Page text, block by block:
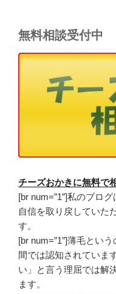
無料相談受付中
チーズおかきに無料で
[br num=”1″]私のブロ
自信を取り戻していた
す。
[br num=”1″]薄毛とい
間では認知されていま
い」と言う理屈では解
ます。